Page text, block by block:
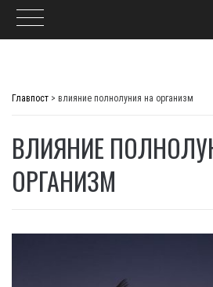
Главпост > влияние полнолуния на организм
ВЛИЯНИЕ
ОРГАНИЗМ